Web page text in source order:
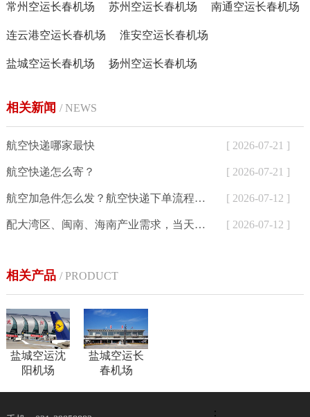
常州空运长春机场 苏州空运长春机场 南通空运长春机场
连云港空运长春机场 淮安空运长春机场
盐城空运长春机场 扬州空运长春机场
相关新闻 / NEWS
航空快递哪家最快 [ 2026-07-21 ]
航空快递怎么寄？ [ 2026-07-21 ]
航空加急件怎么发？航空快递下单流程与24小时寄件方式详解 [ 2026-07-12 ]
配大湾区、闽南、海南产业需求，当天达航空快递为外贸、生鲜、制造企业提供加急空运解决方案 [ 2026-07-12 ]
相关产品 / PRODUCT
盐城空运沈
阳机场
盐城空运长
春机场
：